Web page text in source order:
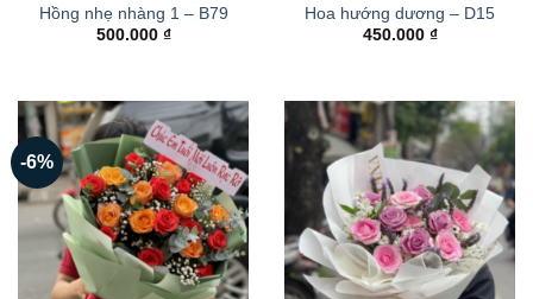
Hồng nhẹ nhàng 1 – B79
500.000 ₫
Hoa hướng dương – D15
450.000 ₫
-6%